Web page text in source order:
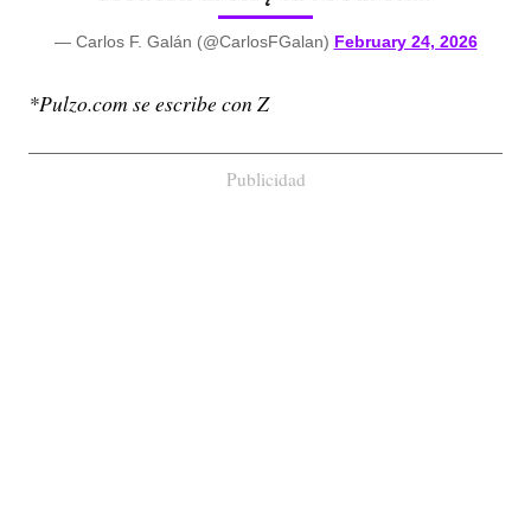
— Carlos F. Galán (@CarlosFGalan) February 24, 2026
*Pulzo.com se escribe con Z
Publicidad